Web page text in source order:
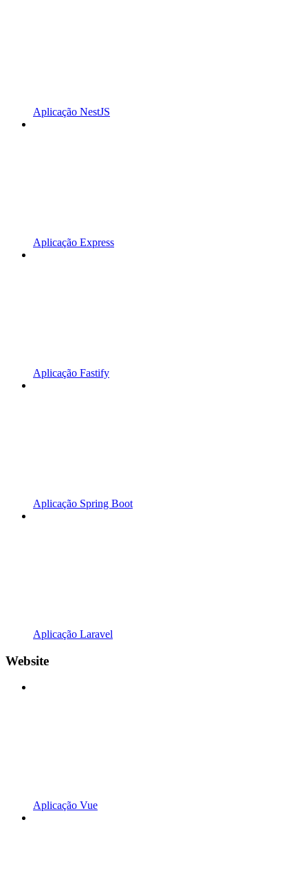
Aplicação NestJS
Aplicação Express
Aplicação Fastify
Aplicação Spring Boot
Aplicação Laravel
Website
Aplicação Vue